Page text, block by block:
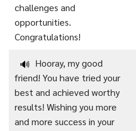
challenges and
opportunities.
Congratulations!
🔊 Hooray, my good
friend! You have tried your
best and achieved worthy
results! Wishing you more
and more success in your